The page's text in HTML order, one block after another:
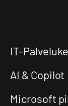
IT-
AI & Copilot
Microsoft